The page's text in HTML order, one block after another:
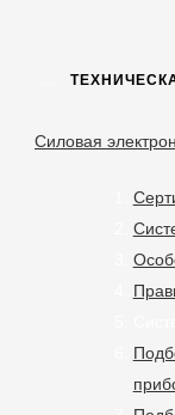
Силовая